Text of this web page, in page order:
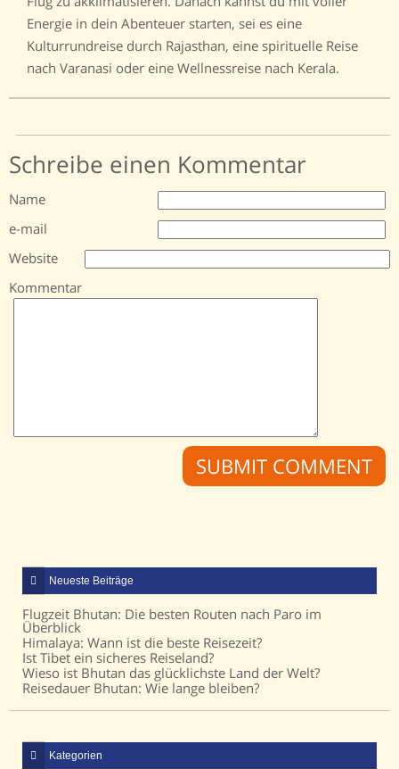
Energie in dein Abenteuer starten, sei es eine
Kulturrundreise durch Rajasthan, eine spirituelle Reise
nach Varanasi oder eine Wellnessreise nach Kerala.
Schreibe einen Kommentar
Name
e-mail
Website
Kommentar
Neueste Beiträge
Flugzeit Bhutan: Die besten Routen nach Paro im
Überblick
Himalaya: Wann ist die beste Reisezeit?
Ist Tibet ein sicheres Reiseland?
Wieso ist Bhutan das glücklichste Land der Welt?
Reisedauer Bhutan: Wie lange bleiben?
Kategorien